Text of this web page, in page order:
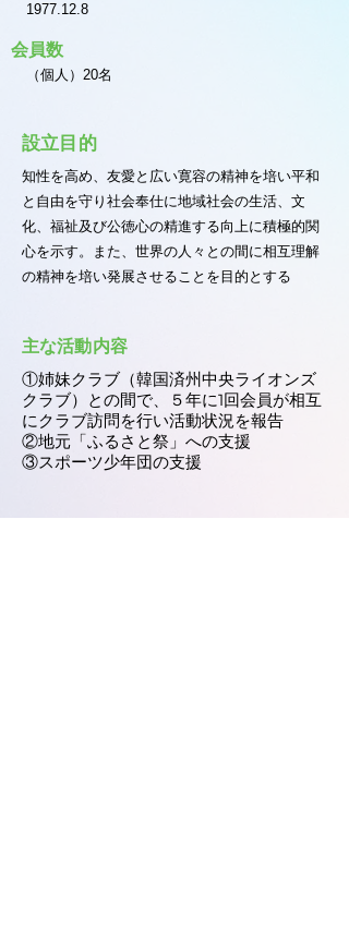
1977.12.8
会員数
（個人）20名
設立目的
知性を高め、友愛と広い寛容の精神を培い平和
と自由を守り社会奉仕に地域社会の生活、文
化、福祉及び公徳心の精進する向上に積極的関
心を示す。また、世界の人々との間に相互理解
の精神を培い発展させることを目的とする
主な活動内容
①姉妹クラブ（韓国済州中央ライオンズ
クラブ）との間で、５年に1回会員が相互
にクラブ訪問を行い活動状況を報告
②地元「ふるさと祭」への支援
③スポーツ少年団の支援